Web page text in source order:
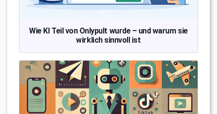
Wie KI Teil von Onlypult wurde – und warum sie
wirklich sinnvoll ist